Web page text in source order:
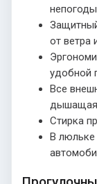
от ветра
удобной
Все
дышащая
Стирка
В люльке